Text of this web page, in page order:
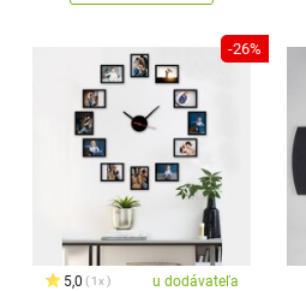
-26%
5,0 1x u dodávateľa